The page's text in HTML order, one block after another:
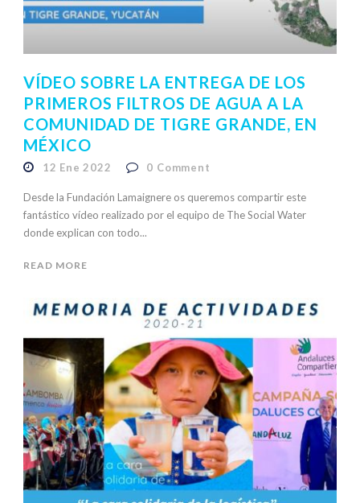
VÍDEO SOBRE LA ENTREGA DE LOS
PRIMEROS FILTROS DE AGUA A LA
COMUNIDAD DE TIGRE GRANDE, EN
MÉXICO
12 Ene 2022 0 Comment
Desde la Fundación Lamaignere os queremos compartir este
fantástico vídeo realizado por el equipo de The Social Water
donde explican con todo...
READ MORE